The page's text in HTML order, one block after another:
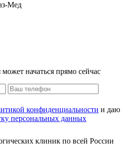
Мед
начаться прямо сейчас
конфиденциальности и даю
персональных данных
клиник по всей России